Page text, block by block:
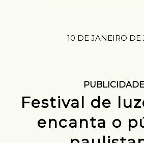
10 DE JANEIRO DE
PUBLICIDADE
Festival de
encanta o